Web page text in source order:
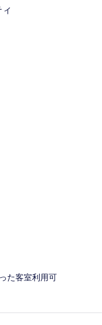
た客室利用可